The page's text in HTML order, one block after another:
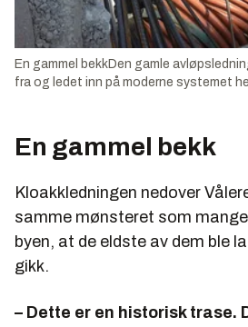
En gammel bekkDen gamle
fra og ledet inn på moderne systemet
En gammel bekk
Kloakkledningen nedover
samme mønsteret som
byen, at de eldste av dem ble
gikk.
– Dette er en historisk trase.